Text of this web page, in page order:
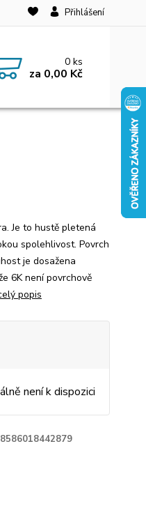
Přihlášení
0ks
za 0,00 Kč
Je to hustě pletená
spolehlivost. Povrch
je dosažena
6K není povrchově
popis
není k dispozici
8586018442879